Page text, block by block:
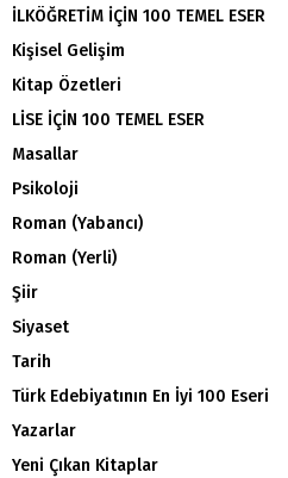
İLKÖĞRETİM İÇİN 100 TEMEL ESER
Kişisel Gelişim
Kitap Özetleri
LİSE İÇİN 100 TEMEL ESER
Masallar
Psikoloji
Roman (Yabancı)
Roman (Yerli)
Şiir
Siyaset
Tarih
Türk Edebiyatının En İyi 100 Eseri
Yazarlar
Yeni Çıkan Kitaplar